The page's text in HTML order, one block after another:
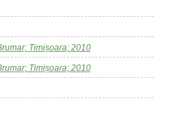
Timișoara; 2010
Timișoara; 2010